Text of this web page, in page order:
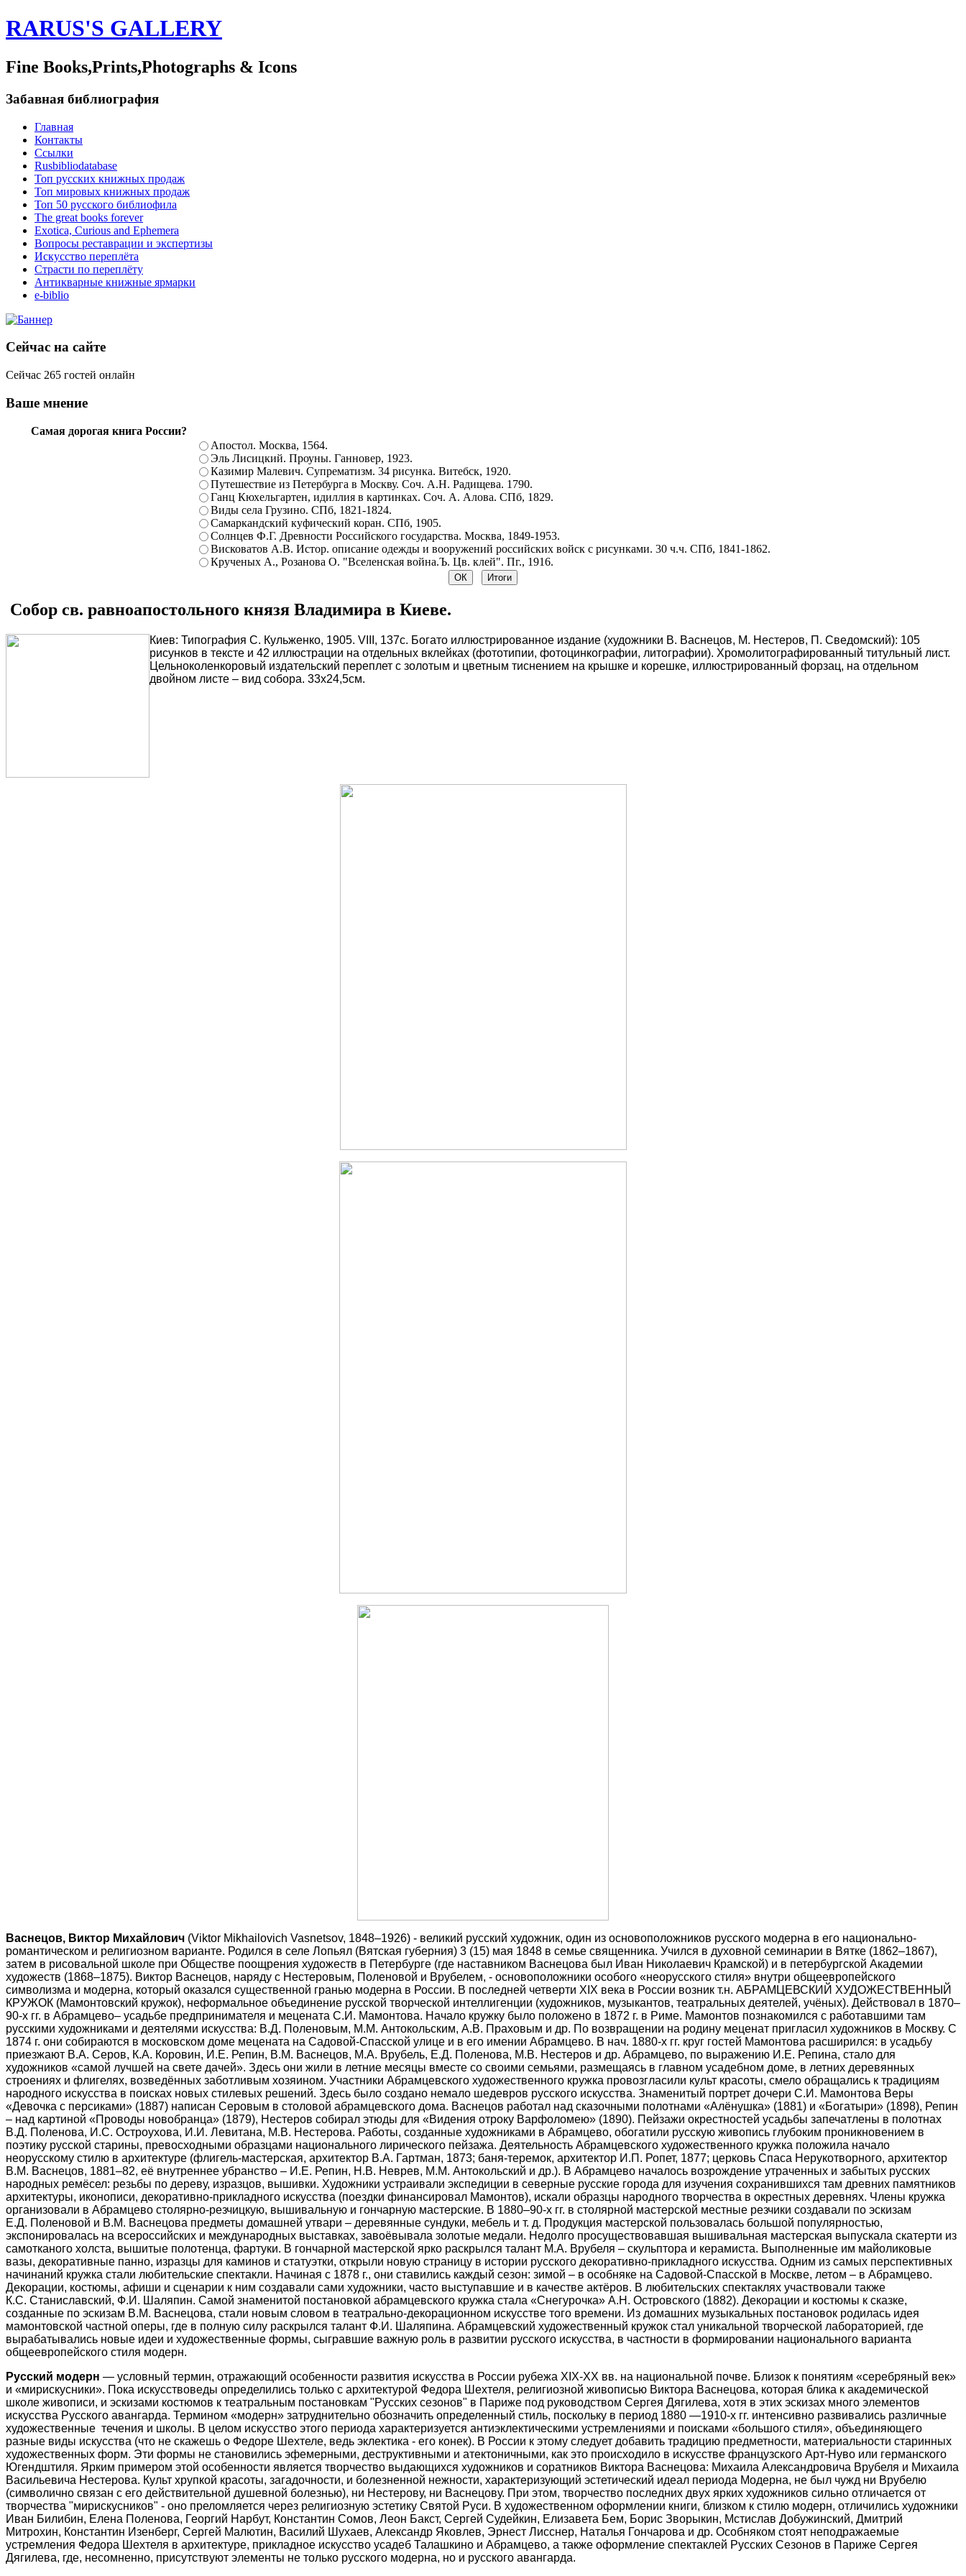
RARUS'S GALLERY
Fine Books,Prints,Photographs & Icons
Забавная библиография
Главная
Контакты
Ссылки
Rusbibliodatabase
Топ русских книжных продаж
Топ мировых книжных продаж
Топ 50 русского библиофила
The great books forever
Exotica, Curious and Ephemera
Вопросы реставрации и экспертизы
Искусство переплёта
Страсти по переплёту
Антикварные книжные ярмарки
e-biblio
Сейчас на сайте
Сейчас 265 гостей онлайн
Ваше мнение
Самая дорогая книга России?
Апостол. Москва, 1564.
Эль Лисицкий. Проуны. Ганновер, 1923.
Казимир Малевич. Супрематизм. 34 рисунка. Витебск, 1920.
Путешествие из Петербурга в Москву. Соч. А.Н. Радищева. 1790.
Ганц Кюхельгартен, идиллия в картинках. Соч. А. Алова. СПб, 1829.
Виды села Грузино. СПб, 1821-1824.
Самаркандский куфический коран. СПб, 1905.
Солнцев Ф.Г. Древности Российского государства. Москва, 1849-1953.
Висковатов А.В. Истор. описание одежды и вооружений российских войск с рисунками. 30 ч.ч. СПб, 1841-1862.
Крученых А., Розанова О. "Вселенская война.Ъ. Цв. клей". Пг., 1916.
Собор св. равноапостольного князя Владимира в Киеве.
Киев: Типография С. Кульженко, 1905. VIII, 137с. Богато иллюстрированное издание (художники В. Васнецов, М. Нестеров, П. Сведомский): 105
рисунков в тексте и 42 иллюстрации на отдельных вклейках (фототипии, фотоцинкографии, литографии). Хромолитографированный титульный лист.
Цельноколенкоровый издательский переплет с золотым и цветным тиснением на крышке и корешке, иллюстрированный форзац, на отдельном
двойном листе – вид собора. 33х24,5см.
Васнецов, Виктор Михайлович (Viktor Mikhailovich Vasnetsov, 1848–1926) - великий русский художник, один из основоположников русского модерна в его национально-
романтическом и религиозном варианте. Родился в селе Лопьял (Вятская губерния) 3 (15) мая 1848 в семье священника. Учился в духовной семинарии в Вятке (1862–1867),
затем в рисовальной школе при Обществе поощрения художеств в Петербурге (где наставником Васнецова был Иван Николаевич Крамской) и в петербургской Академии
художеств (1868–1875). Виктор Васнецов, наряду с Нестеровым, Поленовой и Врубелем, - основоположники особого «неорусского стиля» внутри общеевропейского
символизма и модерна, который оказался существенной гранью модерна в России. В последней четверти XIX века в России возник т.н. АБРАМЦЕВСКИЙ ХУДОЖЕСТВЕННЫЙ
КРУЖОК (Мамонтовский кружок), неформальное объединение русской творческой интеллигенции (художников, музыкантов, театральных деятелей, учёных). Действовал в 1870–
90-х гг. в Абрамцево– усадьбе предпринимателя и мецената С.И. Мамонтова. Начало кружку было положено в 1872 г. в Риме. Мамонтов познакомился с работавшими там
русскими художниками и деятелями искусства: В.Д. Поленовым, М.М. Антокольским, А.В. Праховым и др. По возвращении на родину меценат пригласил художников в Москву. С
1874 г. они собираются в московском доме мецената на Садовой-Спасской улице и в его имении Абрамцево. В нач. 1880-х гг. круг гостей Мамонтова расширился: в усадьбу
приезжают В.А. Серов, К.А. Коровин, И.Е. Репин, В.М. Васнецов, М.А. Врубель, Е.Д. Поленова, М.В. Нестеров и др. Абрамцево, по выражению И.Е. Репина, стало для
художников «самой лучшей на свете дачей». Здесь они жили в летние месяцы вместе со своими семьями, размещаясь в главном усадебном доме, в летних деревянных
строениях и флигелях, возведённых заботливым хозяином. Участники Абрамцевского художественного кружка провозгласили культ красоты, смело обращались к традициям
народного искусства в поисках новых стилевых решений. Здесь было создано немало шедевров русского искусства. Знаменитый портрет дочери С.И. Мамонтова Веры
«Девочка с персиками» (1887) написан Серовым в столовой абрамцевского дома. Васнецов работал над сказочными полотнами «Алёнушка» (1881) и «Богатыри» (1898), Репин
– над картиной «Проводы новобранца» (1879), Нестеров собирал этюды для «Видения отроку Варфоломею» (1890). Пейзажи окрестностей усадьбы запечатлены в полотнах
В.Д. Поленова, И.С. Остроухова, И.И. Левитана, М.В. Нестерова. Работы, созданные художниками в Абрамцево, обогатили русскую живопись глубоким проникновением в
поэтику русской старины, превосходными образцами национального лирического пейзажа. Деятельность Абрамцевского художественного кружка положила начало
неорусскому стилю в архитектуре (флигель-мастерская, архитектор В.А. Гартман, 1873; баня-теремок, архитектор И.П. Ропет, 1877; церковь Спаса Нерукотворного, архитектор
В.М. Васнецов, 1881–82, её внутреннее убранство – И.Е. Репин, Н.В. Неврев, М.М. Антокольский и др.). В Абрамцево началось возрождение утраченных и забытых русских
народных ремёсел: резьбы по дереву, изразцов, вышивки. Художники устраивали экспедиции в северные русские города для изучения сохранившихся там древних памятников
архитектуры, иконописи, декоративно-прикладного искусства (поездки финансировал Мамонтов), искали образцы народного творчества в окрестных деревнях. Члены кружка
организовали в Абрамцево столярно-резчицкую, вышивальную и гончарную мастерские. В 1880–90-х гг. в столярной мастерской местные резчики создавали по эскизам
Е.Д. Поленовой и В.М. Васнецова предметы домашней утвари – деревянные сундуки, мебель и т. д. Продукция мастерской пользовалась большой популярностью,
экспонировалась на всероссийских и международных выставках, завоёвывала золотые медали. Недолго просуществовавшая вышивальная мастерская выпускала скатерти из
самотканого холста, вышитые полотенца, фартуки. В гончарной мастерской ярко раскрылся талант М.А. Врубеля – скульптора и керамиста. Выполненные им майоликовые
вазы, декоративные панно, изразцы для каминов и статуэтки, открыли новую страницу в истории русского декоративно-прикладного искусства. Одним из самых перспективных
начинаний кружка стали любительские спектакли. Начиная с 1878 г., они ставились каждый сезон: зимой – в особняке на Садовой-Спасской в Москве, летом – в Абрамцево.
Декорации, костюмы, афиши и сценарии к ним создавали сами художники, часто выступавшие и в качестве актёров. В любительских спектаклях участвовали также
К.С. Станиславский, Ф.И. Шаляпин. Самой знаменитой постановкой абрамцевского кружка стала «Снегурочка» А.Н. Островского (1882). Декорации и костюмы к сказке,
созданные по эскизам В.М. Васнецова, стали новым словом в театрально-декорационном искусстве того времени. Из домашних музыкальных постановок родилась идея
мамонтовской частной оперы, где в полную силу раскрылся талант Ф.И. Шаляпина. Абрамцевский художественный кружок стал уникальной творческой лабораторией, где
вырабатывались новые идеи и художественные формы, сыгравшие важную роль в развитии русского искусства, в частности в формировании национального варианта
общеевропейского стиля модерн.
Русский модерн — условный термин, отражающий особенности развития искусства в России рубежа XIX-ХХ вв. на национальной почве. Близок к понятиям «серебряный век»
и «мирискусники». Пока искусствоведы определились только с архитектурой Федора Шехтеля, религиозной живописью Виктора Васнецова, которая блика к академической
школе живописи, и эскизами костюмов к театральным постановкам "Русских сезонов" в Париже под руководством Сергея Дягилева, хотя в этих эскизах много элементов
искусства Русского авангарда. Термином «модерн» затруднительно обозначить определенный стиль, поскольку в период 1880 —1910-х гг. интенсивно развивались различные
художественные течения и школы. В целом искусство этого периода характеризуется антиэклектическими устремлениями и поисками «большого стиля», объединяющего
разные виды искусства (что не скажешь о Федоре Шехтеле, ведь эклектика - его конек). В России к этому следует добавить традицию предметности, материальности старинных
художественных форм. Эти формы не становились эфемерными, деструктивными и атектоничными, как это происходило в искусстве французского Арт-Нуво или германского
Югендштиля. Ярким примером этой особенности является творчество выдающихся художников и соратников Виктора Васнецова: Михаила Александровича Врубеля и Михаила
Васильевича Нестерова. Культ хрупкой красоты, загадочности, и болезненной нежности, характеризующий эстетический идеал периода Модерна, не был чужд ни Врубелю
(символично связан с его действительной душевной болезнью), ни Нестерову, ни Васнецову. При этом, творчество последних двух ярких художников сильно отличается от
творчества "мирискусников" - оно преломляется через религиозную эстетику Святой Руси. В художественном оформлении книги, близком к стилю модерн, отличились художники
Иван Билибин, Елена Поленова, Георгий Нарбут, Константин Сомов, Леон Бакст, Сергей Судейкин, Елизавета Бем, Борис Зворыкин, Мстислав Добужинский, Дмитрий
Митрохин, Константин Изенберг, Сергей Малютин, Василий Шухаев, Александр Яковлев, Эрнест Лисснер, Наталья Гончарова и др. Особняком стоят неподражаемые
устремления Федора Шехтеля в архитектуре, прикладное искусство усадеб Талашкино и Абрамцево, а также оформление спектаклей Русских Сезонов в Париже Сергея
Дягилева, где, несомненно, присутствуют элементы не только русского модерна, но и русского авангарда.